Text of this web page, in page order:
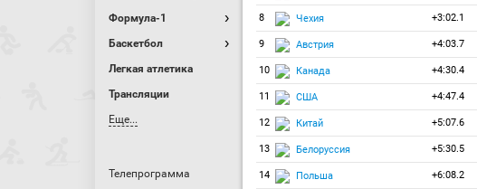
Формула-1
Баскетбол
Легкая атлетика
Трансляции
Еще...
Телепрограмма
8 Чехия +3:02.1
9 Австрия +4:03.7
10 Канада +4:30.4
11 США +4:47.4
12 Китай +5:07.6
13 Белоруссия +5:30.5
14 Польша +6:08.2